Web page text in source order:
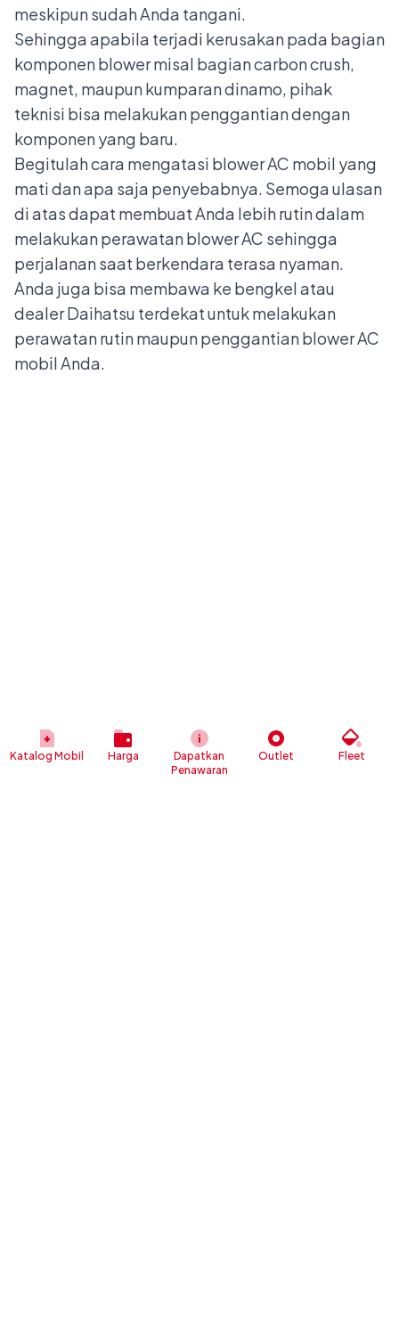
meskipun sudah Anda tangani.
Sehingga apabila terjadi kerusakan pada bagian
komponen blower misal bagian carbon crush,
magnet, maupun kumparan dinamo, pihak
teknisi bisa melakukan penggantian dengan
komponen yang baru.
Begitulah cara mengatasi blower AC mobil yang
mati dan apa saja penyebabnya. Semoga ulasan
di atas dapat membuat Anda lebih rutin dalam
melakukan perawatan blower AC sehingga
perjalanan saat berkendara terasa nyaman.
Anda juga bisa membawa ke bengkel atau
dealer Daihatsu terdekat untuk melakukan
perawatan rutin maupun penggantian blower AC
mobil Anda.
Katalog Mobil Harga
Dapatkan
Penawaran
Outlet Fleet